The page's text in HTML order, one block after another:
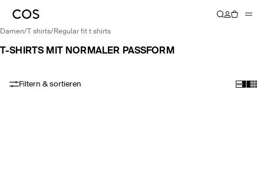
damen/ t shirts/ regular fit t shirts
T-SHIRTS MIT NORMALER PASSFORM
Filtern & sortieren